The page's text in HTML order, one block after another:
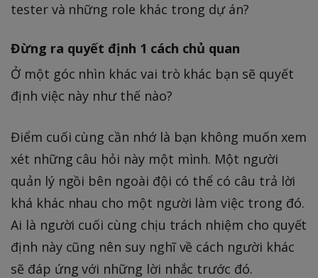
tester và những role khác trong dự án?
Đừng ra quyết định 1 cách chủ quan
Ở một góc nhìn khác vai trò khác bạn sẽ quyết
định việc này như thế nào?
Điểm cuối cùng cần nhớ là bạn không muốn xem
xét những câu hỏi này một mình. Một người
quản lý ngồi bên ngoài đội có thể có câu trả lời
khá khác nhau cho một người làm việc trong đó.
Ai là người cuối cùng chịu trách nhiệm cho quyết
định này cũng nên suy nghĩ về cách người khác
sẽ đáp ứng với những lời nhắc trước đó.